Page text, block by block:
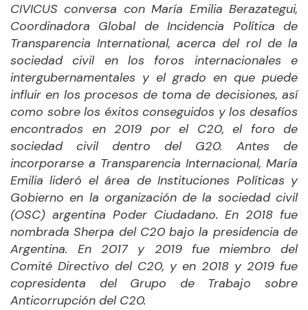
CIVICUS conversa con María Emilia Berazategui,
Coordinadora Global de Incidencia Política de
Transparencia International, acerca del rol de la
sociedad civil en los foros internacionales e
intergubernamentales y el grado en que puede
influir en los procesos de toma de decisiones, así
como sobre los éxitos conseguidos y los desafíos
encontrados en 2019 por el C20, el foro de
sociedad civil dentro del G20. Antes de
incorporarse a Transparencia Internacional, María
Emilia lideró el área de Instituciones Políticas y
Gobierno en la organización de la sociedad civil
(OSC) argentina Poder Ciudadano. En 2018 fue
nombrada Sherpa del C20 bajo la presidencia de
Argentina. En 2017 y 2019 fue miembro del
Comité Directivo del C20, y en 2018 y 2019 fue
copresidenta del Grupo de Trabajo sobre
Anticorrupción del C20.